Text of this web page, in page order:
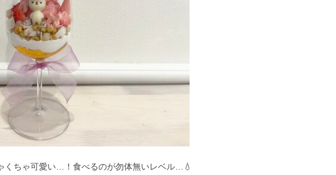
くちゃ可愛い…！食べるのが勿体無いレベル…💧